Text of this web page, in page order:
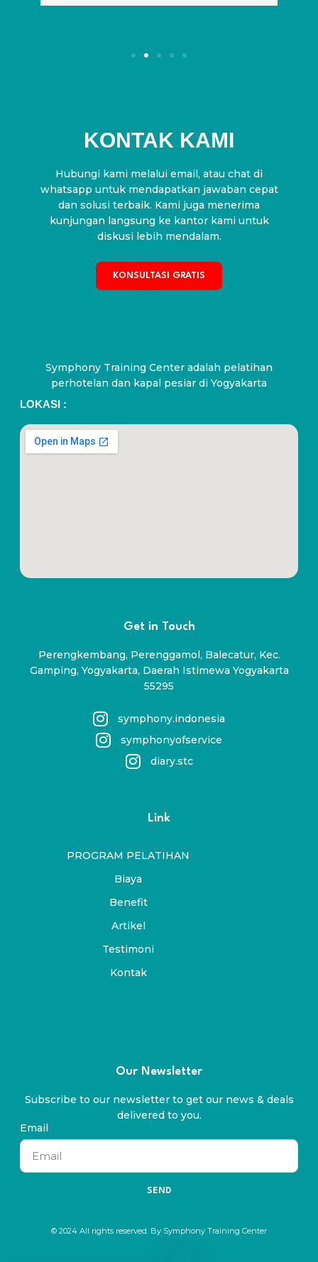
KONTAK KAMI
Hubungi kami melalui email, atau chat di
whatsapp untuk mendapatkan jawaban cepat
dan solusi terbaik. Kami juga menerima
kunjungan langsung ke kantor kami untuk
diskusi lebih mendalam.
KONSULTASI GRATIS
Symphony Training Center adalah pelatihan
perhotelan dan kapal pesiar di Yogyakarta
LOKASI :
Get in Touch
Perengkembang, Perenggamol, Balecatur, Kec.
Gamping, Yogyakarta, Daerah Istimewa Yogyakarta
55295
symphony.indonesia
symphonyofservice
diary.stc
Link
PROGRAM PELATIHAN
Biaya
Benefit
Artikel
Testimoni
Kontak
Our Newsletter
Subscribe to our newsletter to get our news & deals
delivered to you.
Email
SEND
© 2024 All rights reserved. By Symphony Training Center